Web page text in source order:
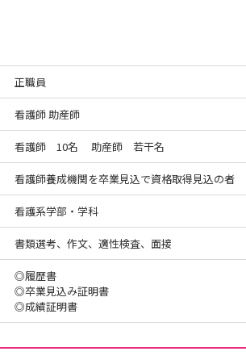
正職員
看護師 助産師
看護師 10名 助産師 若干名
看護師養成機関を卒業見込で資格取得見込の者
看護系学部・学科
書類選考、作文、適性検査、面接
◎履歴書
◎卒業見込み証明書
◎成績証明書